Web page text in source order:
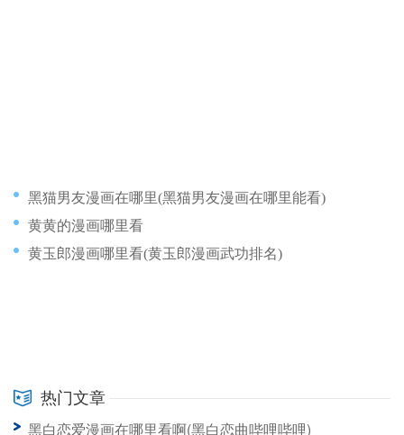
黑猫男友漫画在哪里(黑猫男友漫画在哪里能看)
黄黄的漫画哪里看
黄玉郎漫画哪里看(黄玉郎漫画武功排名)
热门文章
黑白恋爱漫画在哪里看啊(黑白恋曲哔哩哔哩)